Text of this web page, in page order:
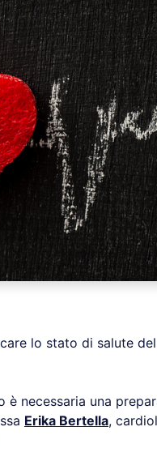
lo stato di salute del
è necessaria una
Erika Bertella,